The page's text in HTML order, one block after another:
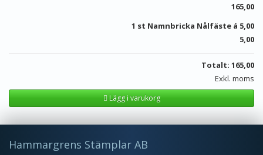
165,00
1 st Namnbricka Nålfäste á 5,00
5,00
Totalt: 165,00
Exkl. moms
Lägg i varukorg
Hammargrens Stämplar AB